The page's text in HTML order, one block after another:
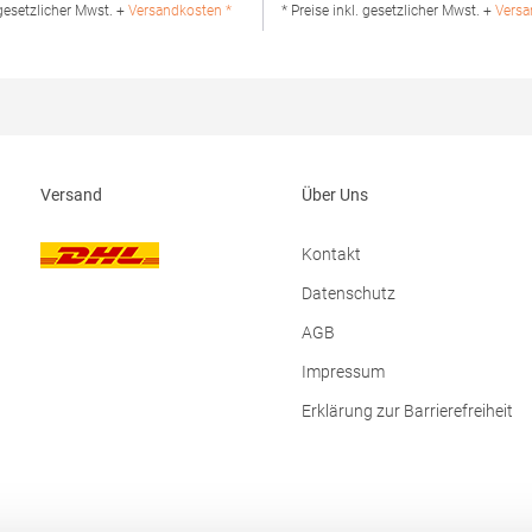
Herst.-Nr.: H475Hersteller:
Mwst. + Versandkosten *
Produktsicherheit: Herst.-Nr.:
* Preise inkl. gesetzlicher Mwst. +
Versand Über Uns
Kontakt
Datenschutz
AGB
Impressum
Erklärung zur Barrierefreiheit